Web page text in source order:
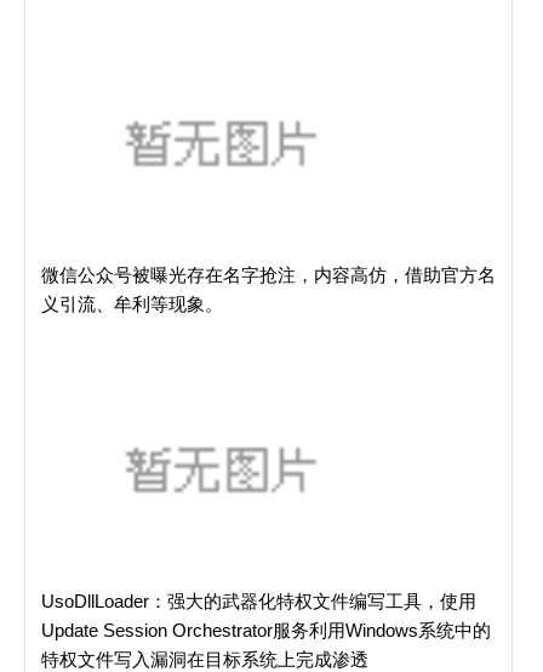
微信公众号被曝光存在名字抢注，内容高仿，借助官方名
义引流、牟利等现象。
UsoDllLoader：强大的武器化特权文件编写工具，使用
Update Session Orchestrator服务利用Windows系统中的
特权文件写入漏洞在目标系统上完成渗透